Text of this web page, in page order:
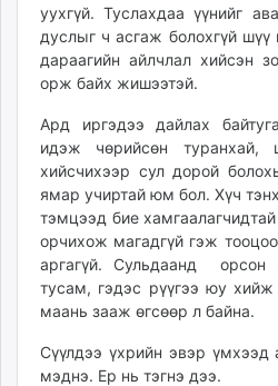
уухгүй. Туслахдаа үүнийг
дуслыг ч асгаж болохгүй
дараагийн айлчлал хийсэн
орж байх жишээтэй.
Ард иргэдээ дайлах
идэж чөрийсөн туранхай,
хийсчихээр сул дорой
ямар учиртай юм бол. Хүч
тэмцээд бие
орчихож магадгүй гэж
аргагүй. Сульдаанд
тусам, гэдэс рүүгээ юу
маань зааж өгсөөр л байна.
Сүүлдээ үхрийн эвэр үмхээд
мэднэ. Ер нь тэгнэ дээ.